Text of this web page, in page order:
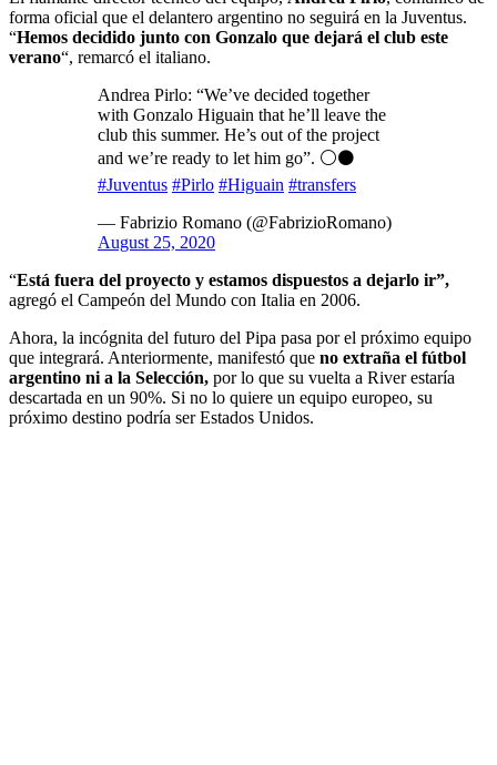
forma oficial que el delantero argentino no seguirá en la Juventus.
“Hemos decidido junto con Gonzalo que dejará el club este
verano“, remarcó el italiano.
Andrea Pirlo: “We’ve decided together
with Gonzalo Higuain that he’ll leave the
club this summer. He’s out of the project
and we’re ready to let him go”. ⚪️⚫️
#Juventus #Pirlo #Higuain #transfers
— Fabrizio Romano (@FabrizioRomano)
August 25, 2020
“Está fuera del proyecto y estamos dispuestos a dejarlo ir”,
agregó el Campeón del Mundo con Italia en 2006.
Ahora, la incógnita del futuro del Pipa pasa por el próximo equipo
que integrará. Anteriormente, manifestó que no extraña el fútbol
argentino ni a la Selección, por lo que su vuelta a River estaría
descartada en un 90%. Si no lo quiere un equipo europeo, su
próximo destino podría ser Estados Unidos.